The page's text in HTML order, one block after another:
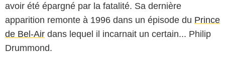
avoir été épargné par la fatalité. Sa dernière
apparition remonte à 1996 dans un épisode du Prince
de Bel-Air dans lequel il incarnait un certain... Philip
Drummond.